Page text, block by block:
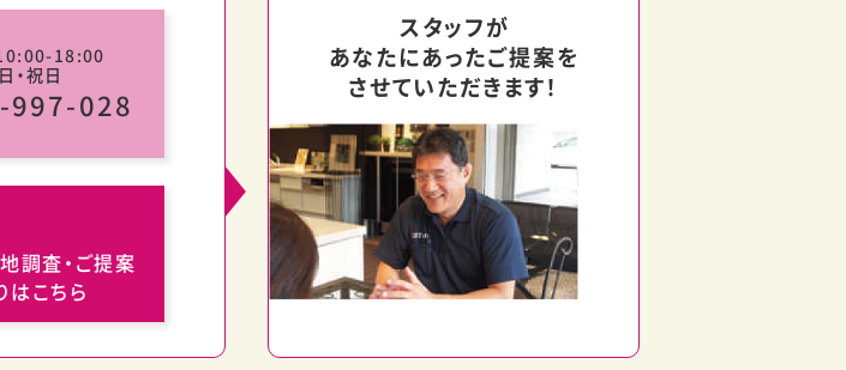
18:00
・祝日
997-028
調査・ご提案
はこちら
スタッフが
あなたにあったご提案を
させていただきます！